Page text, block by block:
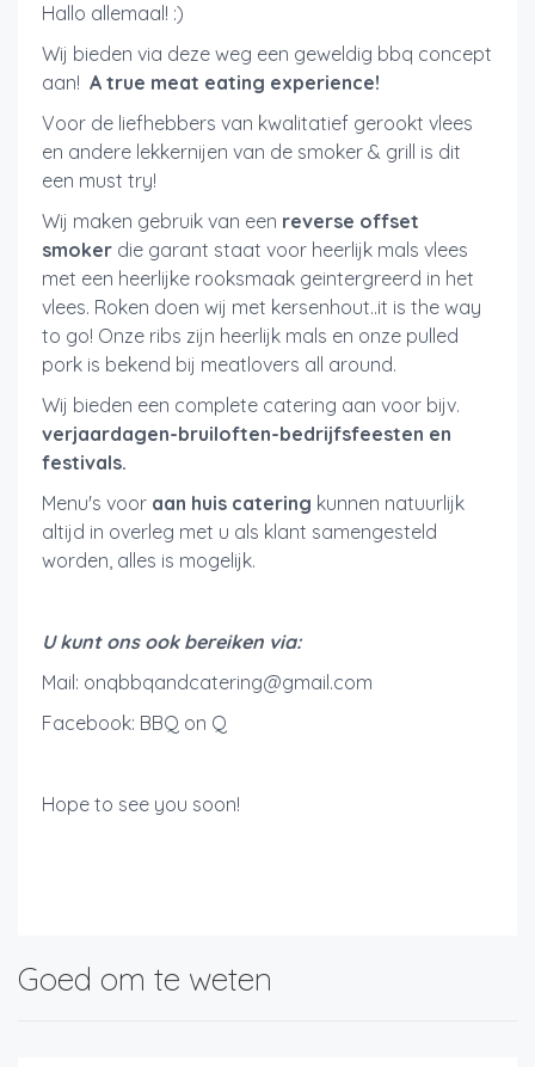
Hallo allemaal! :)
Wij bieden via deze weg een geweldig bbq concept
aan! A true meat eating experience!
Voor de liefhebbers van kwalitatief gerookt vlees
en andere lekkernijen van de smoker & grill is dit
een must try!
Wij maken gebruik van een reverse offset
smoker die garant staat voor heerlijk mals vlees
met een heerlijke rooksmaak geintergreerd in het
vlees. Roken doen wij met kersenhout..it is the way
to go! Onze ribs zijn heerlijk mals en onze pulled
pork is bekend bij meatlovers all around.
Wij bieden een complete catering aan voor bijv.
verjaardagen-bruiloften-bedrijfsfeesten en
festivals.
Menu's voor aan huis catering kunnen natuurlijk
altijd in overleg met u als klant samengesteld
worden, alles is mogelijk.
U kunt ons ook bereiken via:
Mail: onqbbqandcatering@gmail.com
Facebook: BBQ on Q
Hope to see you soon!
Goed om te weten